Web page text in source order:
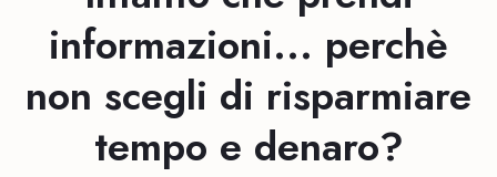
informazioni... perchè
non scegli di risparmiare
tempo e denaro?